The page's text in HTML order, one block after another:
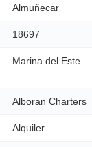
Almuñecar
18697
Marina del Este
Alboran Charters
Alquiler